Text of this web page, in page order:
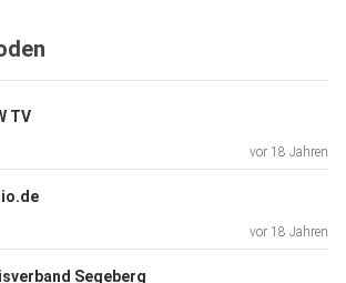
TV
vor 18 Jahren
vor 18 Jahren
Segeberg